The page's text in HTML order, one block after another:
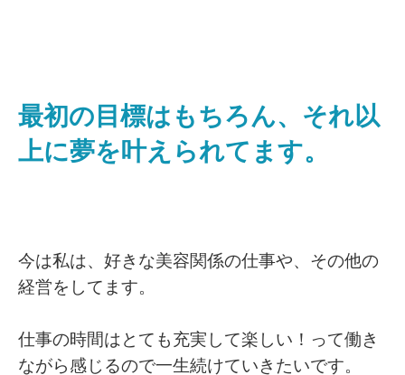
最初の目標はもちろん、それ以
上に夢を叶えられてます。
今は私は、好きな美容関係の仕事や、その他の
経営をしてます。
仕事の時間はとても充実して楽しい！って働き
ながら感じるので一生続けていきたいです。